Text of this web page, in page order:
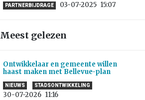
PARTNERBIJDRAGE 03-07-2025 15:07
Meest gelezen
Ontwikkelaar en gemeente willen
haast maken met Bellevue-plan
NIEUWS STADSONTWIKKELING
30-07-2026 11:16